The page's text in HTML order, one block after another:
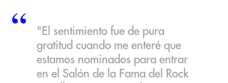
"El sentimiento fue de pura
gratitud cuando me enteré que
estamos nominados para entrar
en el Salón de la Fama del Rock